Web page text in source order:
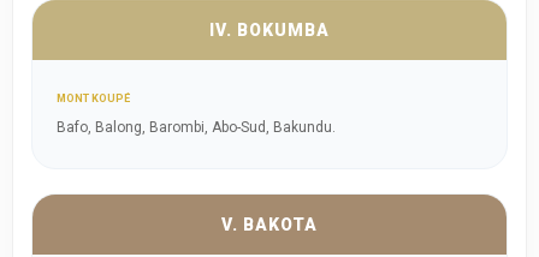
IV. BOKUMBA
MONT KOUPÉ
Bafo, Balong, Barombi, Abo-Sud, Bakundu.
V. BAKOTA